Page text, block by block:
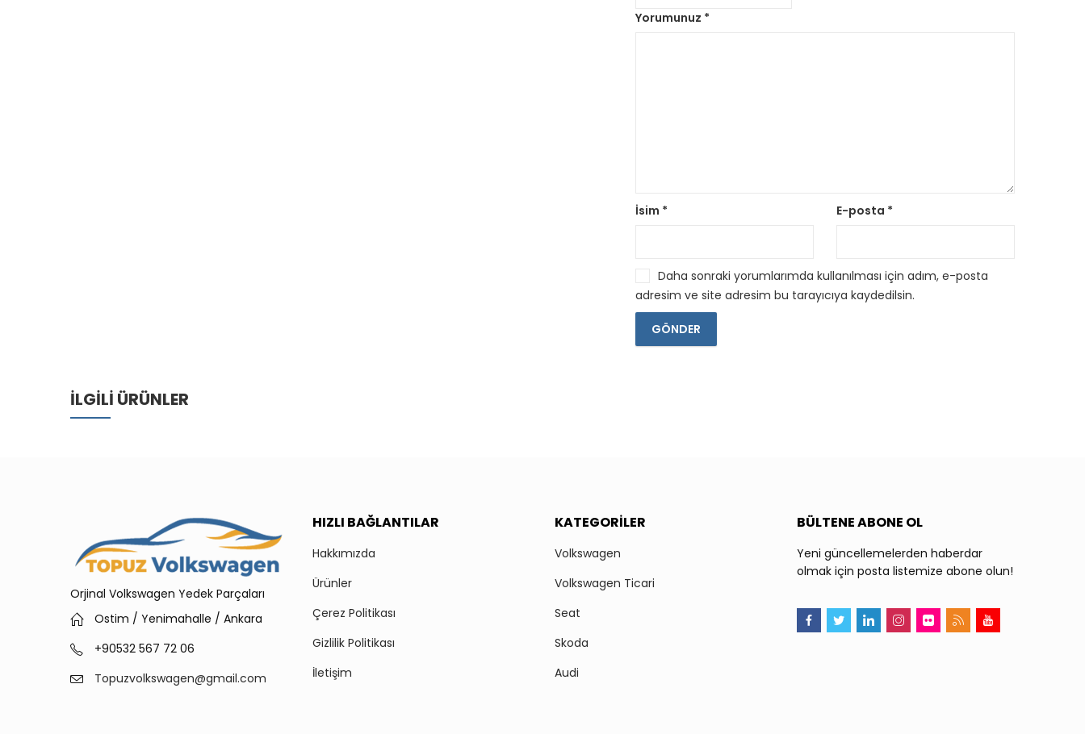
Yorumunuz *
İsim * E-posta *
Daha sonraki yorumlarımda kullanılması için adım, e-posta
adresim ve site adresim bu tarayıcıya kaydedilsin.
İLGILI ÜRÜNLER
Orjinal Volkswagen Yedek Parçaları
Ostim / Yenimahalle / Ankara
+90532 567 72 06
Topuzvolkswagen@gmail.com
HIZLI BAĞLANTILAR
Hakkımızda
Ürünler
Çerez Politikası
Gizlilik Politikası
İletişim
KATEGORILER
Volkswagen
Volkswagen Ticari
Seat
Skoda
Audi
BÜLTENE ABONE OL
Yeni güncellemelerden haberdar
olmak için posta listemize abone olun!